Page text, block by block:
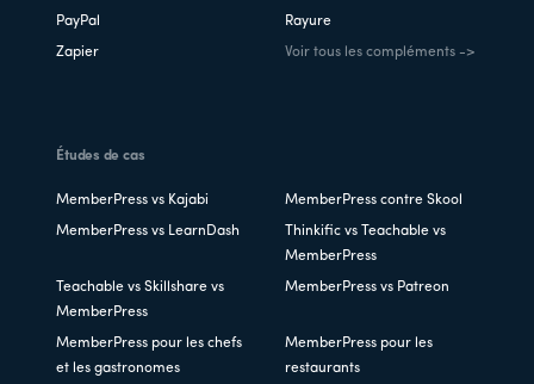
PayPal Rayure
Zapier Voir tous les compléments ->
Études de cas
MemberPress vs Kajabi MemberPress contre Skool
MemberPress vs LearnDash
Thinkific vs Teachable vs
MemberPress
Teachable vs Skillshare vs
MemberPress
MemberPress vs Patreon
MemberPress pour les chefs
et les gastronomes
MemberPress pour les
restaurants